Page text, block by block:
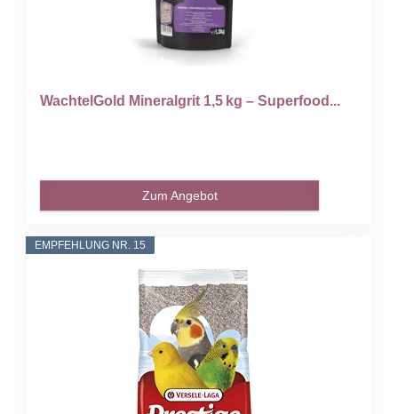
WachtelGold Mineralgrit 1,5 kg – Superfood...
Zum Angebot
EMPFEHLUNG NR. 15